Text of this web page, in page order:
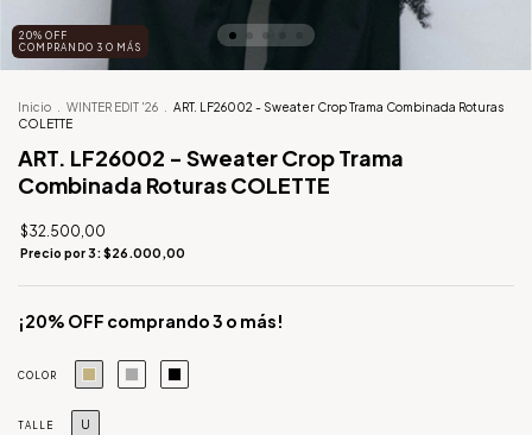
20% OFF
COMPRANDO 3 O MÁS
Inicio WINTER EDIT '26
ART. LF26002 - Sweater Crop Trama Combinada Roturas
COLETTE
ART. LF26002 - Sweater Crop Trama
Combinada Roturas COLETTE
$32.500,00
Precio por 3: $26.000,00
¡20% OFF comprando 3 o más!
COLOR
TALLE U